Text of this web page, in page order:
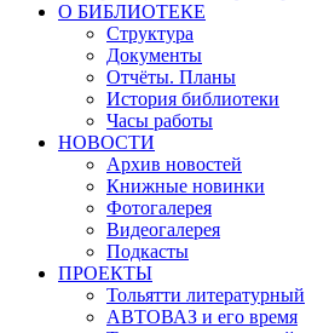
О БИБЛИОТЕКЕ
Структура
Документы
Отчёты. Планы
История библиотеки
Часы работы
НОВОСТИ
Архив новостей
Книжные новинки
Фотогалерея
Видеогалерея
Подкасты
ПРОЕКТЫ
Тольятти литературный
АВТОВАЗ и его время